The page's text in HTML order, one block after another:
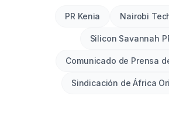
PR Kenia Nairobi
Silicon Savannah
Comunicado de Prensa
Sindicación de África